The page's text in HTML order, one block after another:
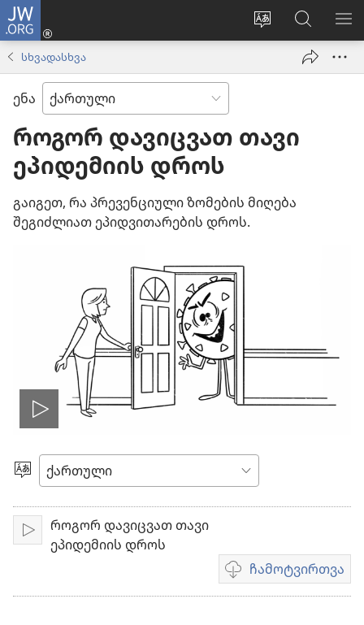
JW.ORG
ვებსაიტის
შეცვლა
შესვლა
(გაიხსნება
ფანჯარა)
ძებნა
JW.ORG
სხვადასხვა
ენა
როგორ დავიცვათ თავი
ეპიდემიის დროს
გაიგეთ, რა პრევენციული ზომების მიღება
შეგიძლიათ ეპიდვითარების დროს.
ჩართეთ
ვიდეო
ენის
არჩევა
ჩართვა
როგორ დავიცვათ თავი
ეპიდემიის დროს
ჩამოტვირთვა
ვიდეოების
ჩამოტვირთვის